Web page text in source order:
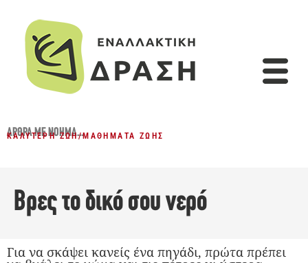
ΆΡΘΡΑ ΜΕ ΝΌΗΜΑ...
ΚΑΛΎΤΕΡΗ ΖΩΉ/ΜΑΘΉΜΑΤΑ ΖΩΉΣ
Βρες το δικό σου νερό
Για να σκάψει κανείς ένα πηγάδι, πρώτα πρέπει